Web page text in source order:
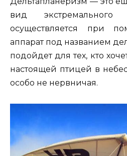
вид экстремального
осуществляется при
аппарат под названием
подойдет для тех, кто
настоящей птицей в
особо не нервничая.